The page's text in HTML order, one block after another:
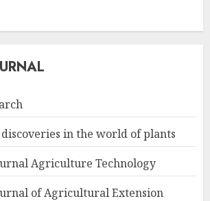
in the world of plants
Agriculture Technology
of Agricultural Extension